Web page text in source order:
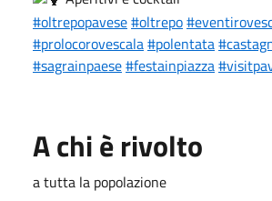
#oltrepopavese#oltrepo
#prolocorovescala#polentata
#sagrainpaese#festainpiazza
A chi è rivolto
a tutta la popolazione